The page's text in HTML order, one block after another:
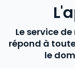
le sous-menu Vos
le sous-menu Vos
Le service
répond à
le